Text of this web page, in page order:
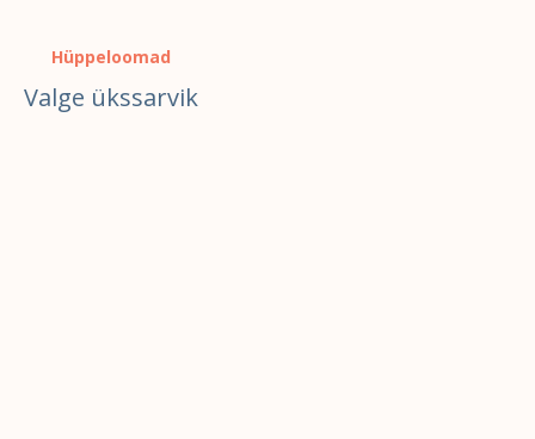
Hüppeloomad
Valge ükssarvik